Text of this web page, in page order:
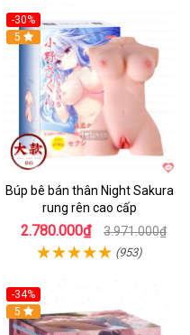
-30%
Hot
5
Búp bê bán thân Night Sakura
rung rên cao cấp
2.780.000₫ 3.971.000₫
(953)
-34%
Hot
5